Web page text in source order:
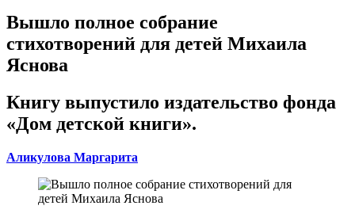
Вышло полное собрание
стихотворений для детей Михаила
Яснова
Книгу выпустило издательство фонда
«Дом детской книги».
Аликулова Маргарита